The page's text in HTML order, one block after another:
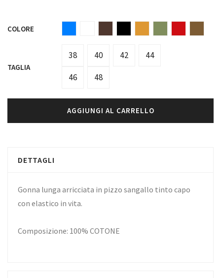
COLORE
TAGLIA
38 40 42 44
46 48
AGGIUNGI AL CARRELLO
DETTAGLI
Gonna lunga arricciata in pizzo sangallo tinto capo
con elastico in vita.
Composizione: 100% COTONE